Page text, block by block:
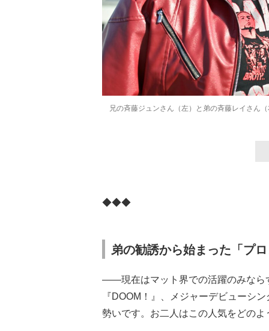
兄の斉藤ジュンさん（左）と弟の斉藤レイさん
◆◆◆
弟の勧誘から始まった「プ
――現在はマット界での活躍のみなら
『DOOM！』、メジャーデビューシ
勢いです。お二人はこの人気をどの